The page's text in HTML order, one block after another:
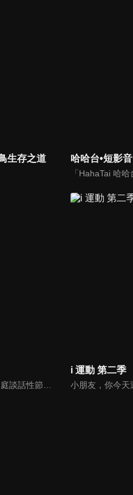
生存之道 哈哈台•短影音
從真理出發的家庭談話性節目，針對現代婚姻家庭議題讓您輕鬆掌握關注方向。
i 運動 第二季